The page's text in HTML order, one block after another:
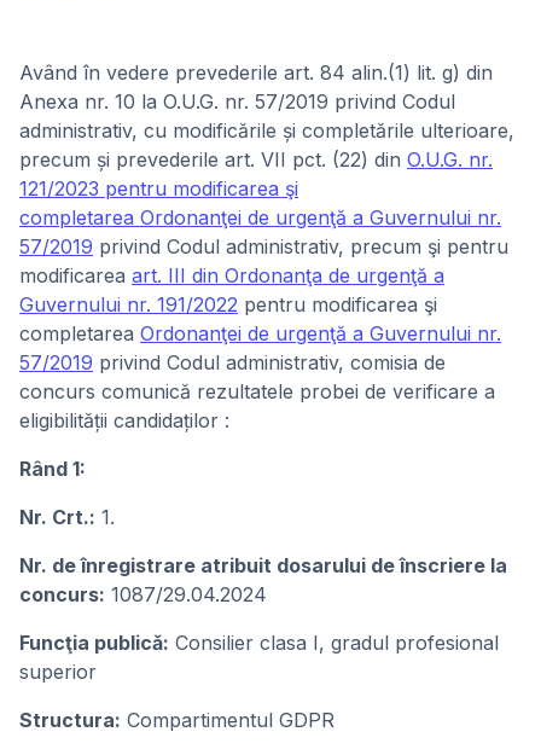
Având în vedere prevederile art. 84 alin.(1) lit. g) din
Anexa nr. 10 la O.U.G. nr. 57/2019 privind Codul
administrativ, cu modificările și completările ulterioare,
precum și prevederile art. VII pct. (22) din O.U.G. nr.
121/2023 pentru modificarea şi
completarea Ordonanţei de urgenţă a Guvernului nr.
57/2019 privind Codul administrativ, precum şi pentru
modificarea art. III din Ordonanţa de urgenţă a
Guvernului nr. 191/2022 pentru modificarea şi
completarea Ordonanţei de urgenţă a Guvernului nr.
57/2019 privind Codul administrativ, comisia de
concurs comunică rezultatele probei de verificare a
eligibilității candidaților :
Rând 1:
Nr. Crt.: 1.
Nr. de înregistrare atribuit dosarului de înscriere la
concurs: 1087/29.04.2024
Funcţia publicǎ: Consilier clasa I, gradul profesional
superior
Structura: Compartimentul GDPR